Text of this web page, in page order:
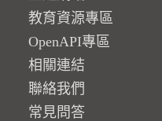
教育資源專區
OpenAPI專區
相關連結
聯絡我們
常見問答